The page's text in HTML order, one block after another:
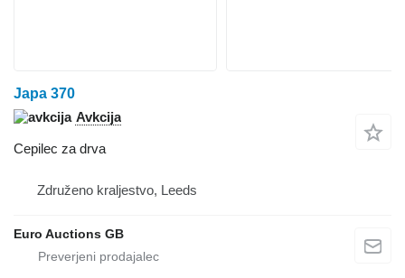
Japa 370
Avkcija
Cepilec za drva
Združeno kraljestvo, Leeds
Euro Auctions GB